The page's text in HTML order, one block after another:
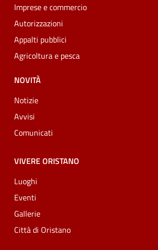
Imprese e commercio
Autorizzazioni
Appalti pubblici
Agricoltura e pesca
NOVITÀ
Notizie
Avvisi
Comunicati
VIVERE ORISTANO
Luoghi
Eventi
Gallerie
Città di Oristano